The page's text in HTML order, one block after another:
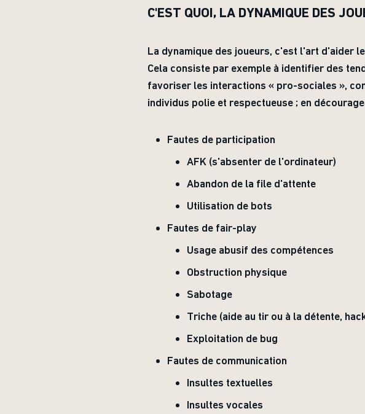
C'EST QUOI, LA DYNAMIQUE DES
La dynamique des joueurs, c'est l'art d'aider
Cela consiste par exemple à identifier des
favoriser les interactions « pro-sociales »,
individus polie et respectueuse ; en
Fautes de participation
AFK (s'absenter de l'ordinateur)
Abandon de la file d'attente
Utilisation de bots
Fautes de fair-play
Usage abusif des compétences
Obstruction physique
Sabotage
Triche (aide au tir ou à la détente,
Exploitation de bug
Fautes de communication
Insultes textuelles
Insultes vocales